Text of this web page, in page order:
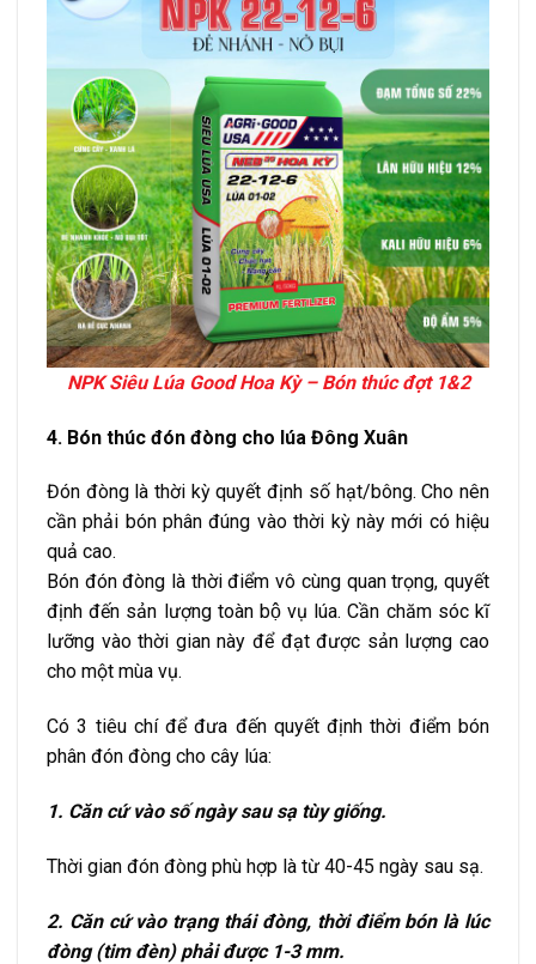
NPK Siêu Lúa Good Hoa Kỳ – Bón thúc đợt 1&2
4. Bón thúc đón đòng cho lúa Đông Xuân
Đón đòng là thời kỳ quyết định số hạt/bông. Cho nên
cần phải bón phân đúng vào thời kỳ này mới có hiệu
quả cao.
Bón đón đòng là thời điểm vô cùng quan trọng, quyết
định đến sản lượng toàn bộ vụ lúa. Cần chăm sóc kĩ
lưỡng vào thời gian này để đạt được sản lượng cao
cho một mùa vụ.
Có 3 tiêu chí để đưa đến quyết định thời điểm bón
phân đón đòng cho cây lúa:
1. Căn cứ vào số ngày sau sạ tùy giống.
Thời gian đón đòng phù hợp là từ 40-45 ngày sau sạ.
2. Căn cứ vào trạng thái đòng, thời điểm bón là lúc
đòng (tim đèn) phải được 1-3 mm.